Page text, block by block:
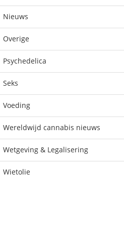
Nieuws
Overige
Psychedelica
Seks
Voeding
Wereldwijd cannabis nieuws
Wetgeving & Legalisering
Wietolie